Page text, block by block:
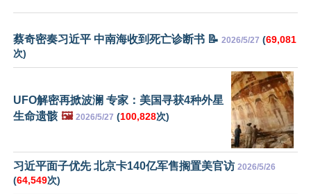
蔡奇密奏习近平 中南海收到死亡诊断书 📝 2026/5/27 (69,081
次)
UFO解密再掀波澜 专家：美国寻获4种外星
生命遗骸 🖼️ 2026/5/27 (100,828次)
习近平面子优先 北京卡140亿军售搁置美官访 2026/5/26
(64,549次)